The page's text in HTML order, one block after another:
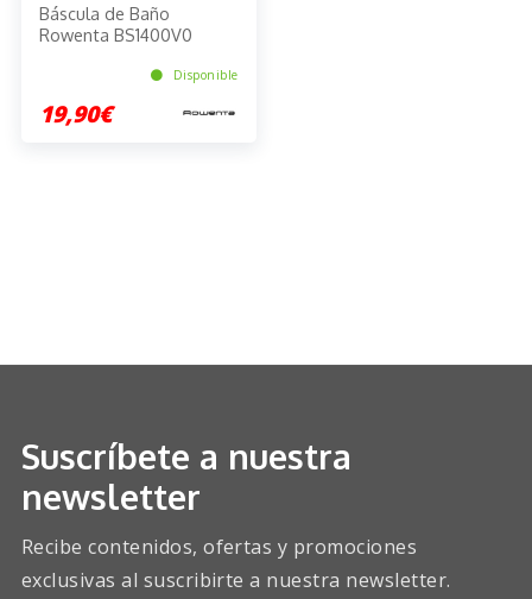
Báscula de Baño
Rowenta BS1400V0
Disponible
19,90€
Suscríbete a nuestra
newsletter
Recibe contenidos, ofertas y promociones
exclusivas al suscribirte a nuestra newsletter.